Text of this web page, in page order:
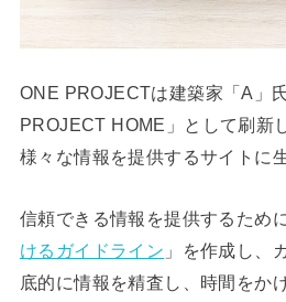
ONE PROJECTは建築家「A」
PROJECT HOME」として刷新
様々な情報を提供するサイトに
信頼できる情報を提供するため
けるガイドライン 」を作成し、
底的に情報を精査し、時間をか